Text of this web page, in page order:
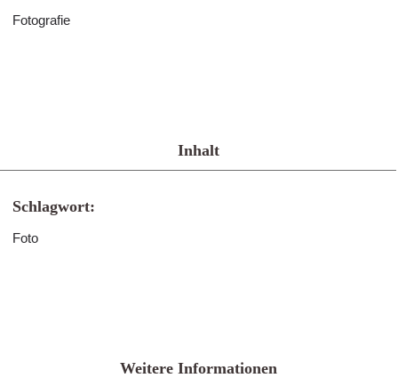
Fotografie
Inhalt
Schlagwort:
Foto
Weitere Informationen